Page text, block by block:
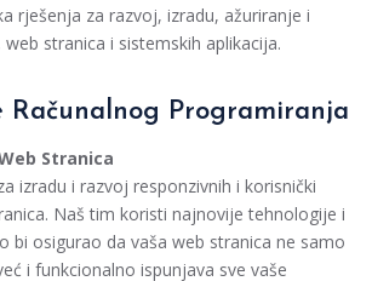
rješenja za razvoj, izradu, ažuriranje i
stranica i sistemskih aplikacija.
Računalnog Programiranja
Stranica
izradu i razvoj responzivnih i korisnički
Naš tim koristi najnovije tehnologije i
bi osigurao da vaša web stranica ne samo
i funkcionalno ispunjava sve vaše